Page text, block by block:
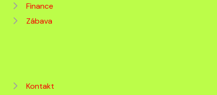
Finance
Zábava
Kontakt